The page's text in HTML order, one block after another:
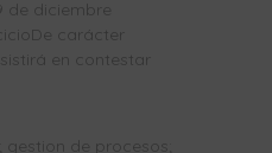
de diciembre
carácter
en contestar
gestion de procesos;